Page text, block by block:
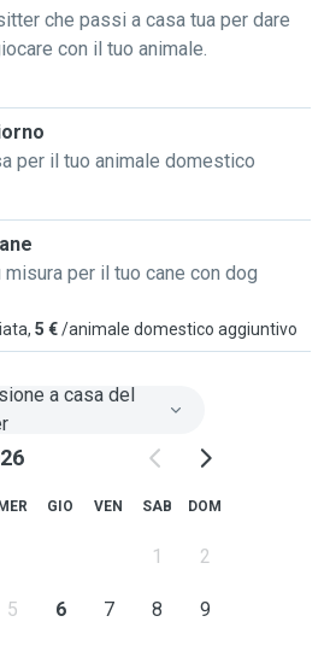
nelle passeggiate per fare passare
nostri amici!
che passi a casa tua per dare
con il tuo animale.
per il tuo animale domestico
per il tuo cane con dog
5 €/animale domestico aggiuntivo
a casa del
MER GIO VEN SAB DOM
1 2
5 6 7 8 9